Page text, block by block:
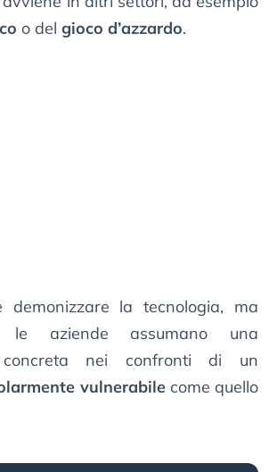
o del gioco d’azzardo.
demonizzare la tecnologia, ma
le aziende assumano una
concreta nei confronti di un
vulnerabilecome quello